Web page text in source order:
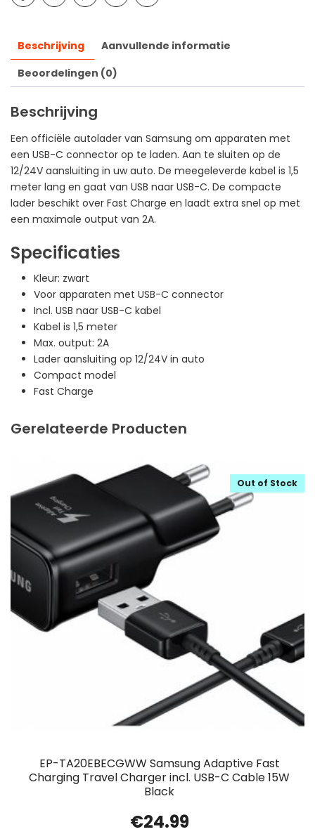
Beschrijving
Aanvullende informatie
Beoordelingen (0)
Beschrijving
Een officiële autolader van Samsung om apparaten met
een USB-C connector op te laden. Aan te sluiten op de
12/24V aansluiting in uw auto. De meegeleverde kabel is 1,5
meter lang en gaat van USB naar USB-C. De compacte
lader beschikt over Fast Charge en laadt extra snel op met
een maximale output van 2A.
Specificaties
Kleur: zwart
Voor apparaten met USB-C connector
Incl. USB naar USB-C kabel
Kabel is 1,5 meter
Max. output: 2A
Lader aansluiting op 12/24V in auto
Compact model
Fast Charge
Gerelateerde Producten
EP-TA20EBECGWW Samsung Adaptive Fast
Charging Travel Charger incl. USB-C Cable 15W
Black
Out of Stock
€24.99